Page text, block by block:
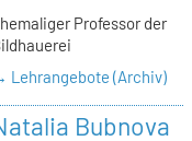
Professor der
Lehrangebote (Archiv)
Bubnova